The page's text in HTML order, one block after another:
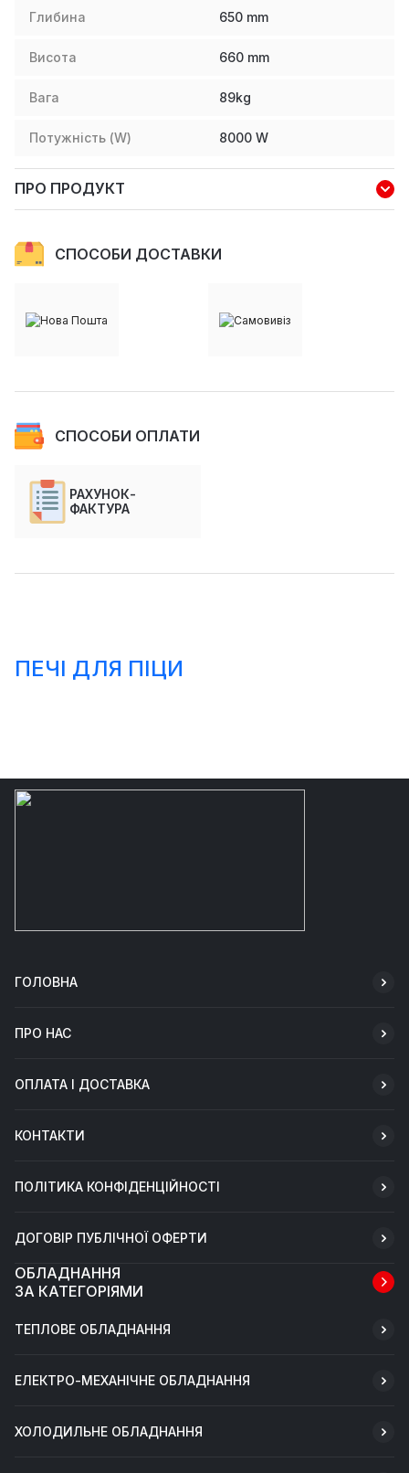
Глибина 650 mm
Висота 660 mm
Вага 89kg
Потужність (W) 8000 W
ПРО ПРОДУКТ
СПОСОБИ ДОСТАВКИ
СПОСОБИ ОПЛАТИ
РАХУНОК-
ФАКТУРА
ПЕЧІ ДЛЯ ПІЦИ
ГОЛОВНА
ПРО НАС
ОПЛАТА І ДОСТАВКА
КОНТАКТИ
ПОЛІТИКА КОНФІДЕНЦІЙНОСТІ
ДОГОВІР ПУБЛІЧНОЇ ОФЕРТИ
ОБЛАДНАННЯ
ЗА КАТЕГОРІЯМИ
ТЕПЛОВЕ ОБЛАДНАННЯ
ЕЛЕКТРО-МЕХАНІЧНЕ ОБЛАДНАННЯ
ХОЛОДИЛЬНЕ ОБЛАДНАННЯ